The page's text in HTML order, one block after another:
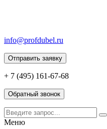
info@profdubel.ru
Отправить заявку
+ 7 (495) 161-67-68
Обратный звонок
Меню